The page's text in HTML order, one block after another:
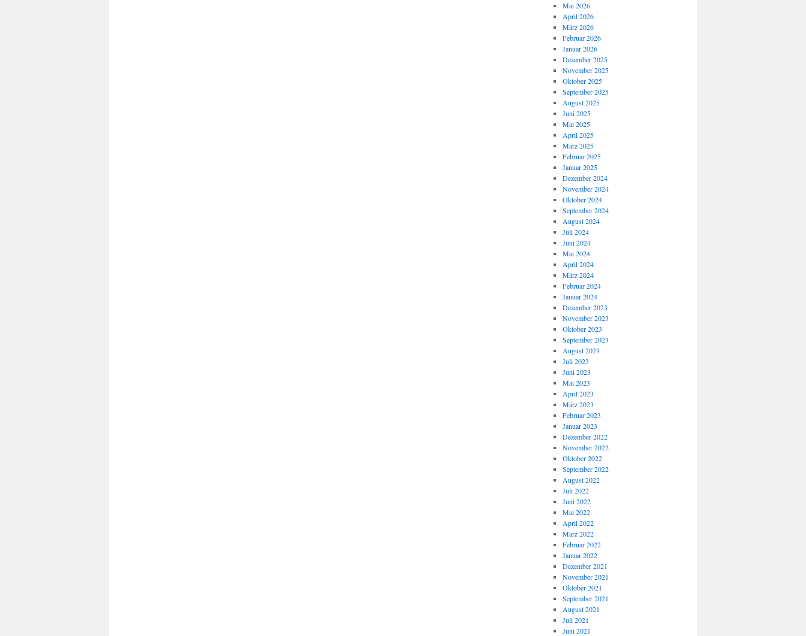
Mai 2026
April 2026
März 2026
Februar 2026
Januar 2026
Dezember 2025
November 2025
Oktober 2025
September 2025
August 2025
Juni 2025
Mai 2025
April 2025
März 2025
Februar 2025
Januar 2025
Dezember 2024
November 2024
Oktober 2024
September 2024
August 2024
Juli 2024
Juni 2024
Mai 2024
April 2024
März 2024
Februar 2024
Januar 2024
Dezember 2023
November 2023
Oktober 2023
September 2023
August 2023
Juli 2023
Juni 2023
Mai 2023
April 2023
März 2023
Februar 2023
Januar 2023
Dezember 2022
November 2022
Oktober 2022
September 2022
August 2022
Juli 2022
Juni 2022
Mai 2022
April 2022
März 2022
Februar 2022
Januar 2022
Dezember 2021
November 2021
Oktober 2021
September 2021
August 2021
Juli 2021
Juni 2021